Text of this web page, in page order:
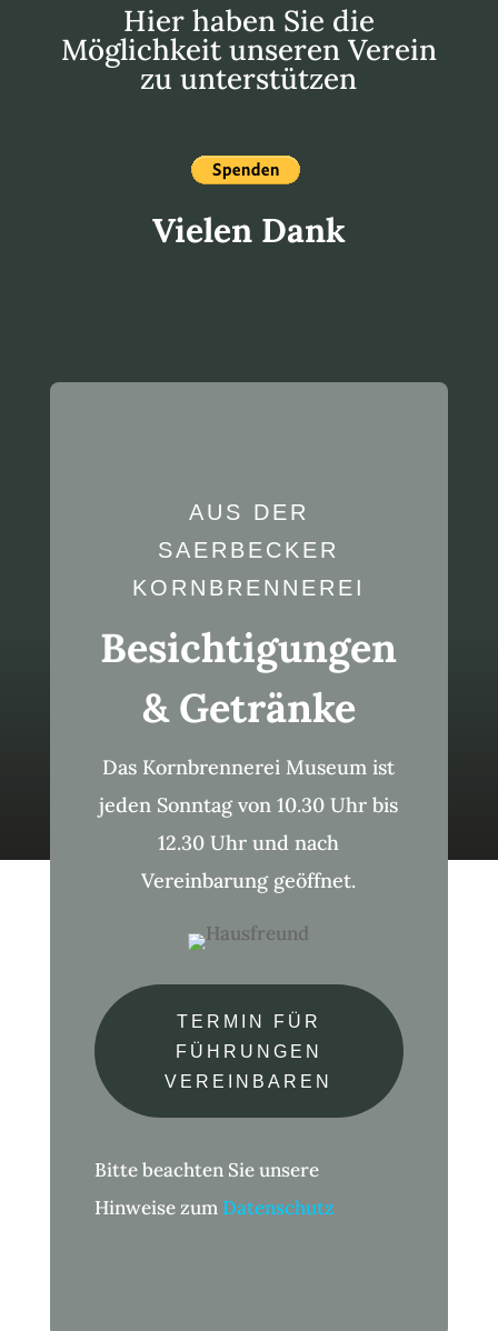
Hier haben Sie die
Möglichkeit unseren Verein
zu unterstützen
Vielen Dank
AUS DER
SAERBECKER
KORNBRENNEREI
Besichtigungen
& Getränke
Das Kornbrennerei Museum ist
jeden Sonntag von 10.30 Uhr bis
12.30 Uhr und nach
Vereinbarung geöffnet.
TERMIN FÜR
FÜHRUNGEN
VEREINBAREN
Bitte beachten Sie unsere
Hinweise zum Datenschutz